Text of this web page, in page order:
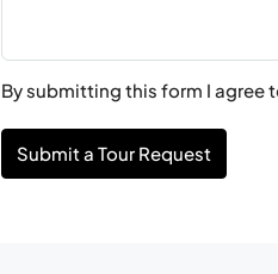
By submitting this form I agree
Submit a Tour Request